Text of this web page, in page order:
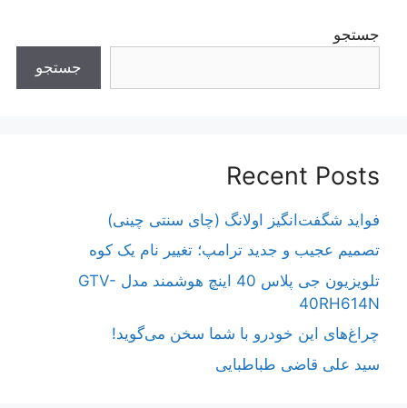
جستجو
جستجو
Recent Posts
فواید شگفت‌انگیز اولانگ (چای سنتی چینی)
تصمیم عجیب و جدید ترامپ؛ تغییر نام یک کوه
تلویزیون جی پلاس 40 اینچ هوشمند مدل GTV-
40RH614N
چراغ‌های این خودرو با شما سخن می‌گوید!
سید علی قاضی طباطبایی